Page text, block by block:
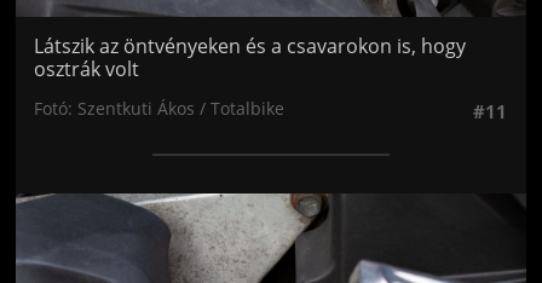
Látszik az öntvényeken és a csavarokon is, hogy
osztrák volt
Fotó: Szentkuti Ákos / Totalbike #11
Jön még kép!